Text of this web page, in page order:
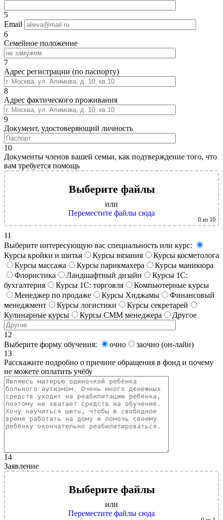
5
Email
6
Семейное положение
7
Адрес регистрации (по паспорту)
8
Адрес фактического проживания
9
Документ, удостоверяющий личность
10
Документы членов вашей семьи, как подтверждение того, что
вам требуется помощь
Выберите файлы
или
Переместите файлы сюда
0 из 10
11
Выберите интересующую вас специальность или курс:
Курсы кройки и шитья
Курсы вязания
Курсы косметолога
Курсы массажа
Курсы парикмахера
Курсы маникюра
Флористика
Ландшафтный дизайн
Курсы 1С:
бухгалтерия
Курсы 1С: торговля
Компьютерные курсы
Менеджер по продаже
Курсы Хиджамы
Финансовый
менеджмент
Курсы логистики
Курсы секретарей
Кулинарные курсы
Курсы СММ менеджера Другое
12
Выберите форму обучения:
очно
заочно (он-лайн)
13
Расскажите подробно о причине обращения в фонд и почему
не можете оплатить учёбу
14
Заявление
Выберите файлы
или
Переместите файлы сюда